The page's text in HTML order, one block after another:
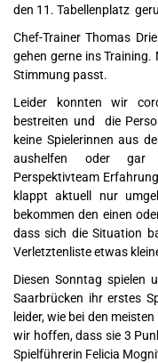
den 11. Tabellenplatz
Chef-Trainer Thomas
gehen gerne ins
Stimmung passt.
Leider konnten wir
bestreiten und die
keine Spielerinnen aus
aushelfen oder gar
Perspektivteam
klappt aktuell nur
bekommen den einen
dass sich die Situation
Verletztenliste etwas
Diesen Sonntag spielen
Saarbrücken ihr erstes
leider, wie bei den
wir hoffen, dass sie 3
Spielführerin Felicia